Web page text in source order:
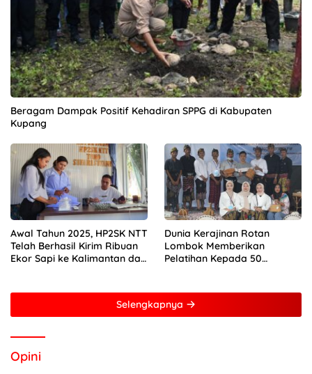
Beragam Dampak Positif Kehadiran SPPG di Kabupaten
Kupang
Awal Tahun 2025, HP2SK NTT
Telah Berhasil Kirim Ribuan
Ekor Sapi ke Kalimantan dan
Dunia Kerajinan Rotan
Lombok Memberikan
Pelatihan Kepada 50
Young Frenuer 2024
Selengkapnya
Opini